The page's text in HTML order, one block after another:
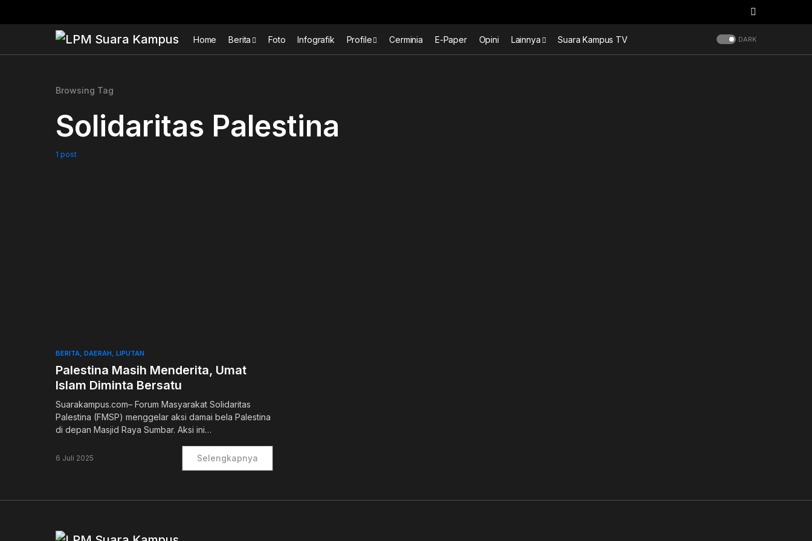
Home Berita Foto Infografik Profile Cerminia E-Paper Opini Lainnya Suara Kampus TV DARK
Browsing Tag
Solidaritas Palestina
1 post
BERITA DAERAH LIPUTAN
Palestina Masih Menderita, Umat
Islam Diminta Bersatu
Suarakampus.com– Forum Masyarakat Solidaritas
Palestina (FMSP) menggelar aksi damai bela Palestina
di depan Masjid Raya Sumbar. Aksi ini…
6 Juli 2025 Selengkapnya